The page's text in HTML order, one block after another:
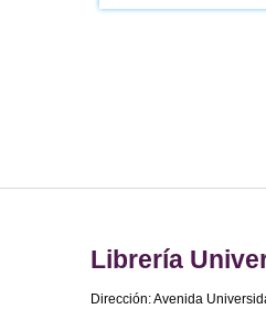
Librería
Dirección: Avenida